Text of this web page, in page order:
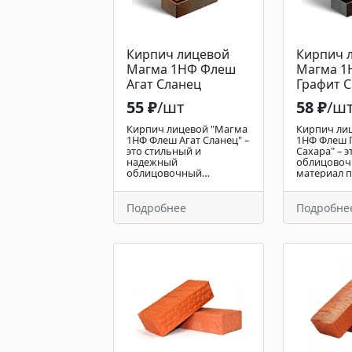
Кирпич лицевой
Магма 1НФ Флеш
Агат Сланец
55 ₽/шт
Кирпич лицевой "Магма
1НФ Флеш Агат Сланец" –
это стильный и
надежный
облицовочный
себе уникальную
текстуру,
напоминающую
натуральный сланец, и
придает фасаду
выразительный и
роскошный вид, делая
здание
привлекательным и
запоминающимся.
Подробнее
Кирпич
Магма
Графит
58 ₽/
Кирпич
1НФ Флеш
Сахара" –
материал
себе
мягкими
стильный
Высокая